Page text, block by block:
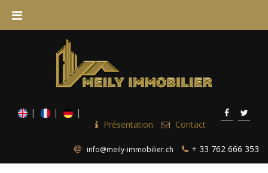
Présentation Contact
info@meily-immobilier.ch + 33 762 666 353